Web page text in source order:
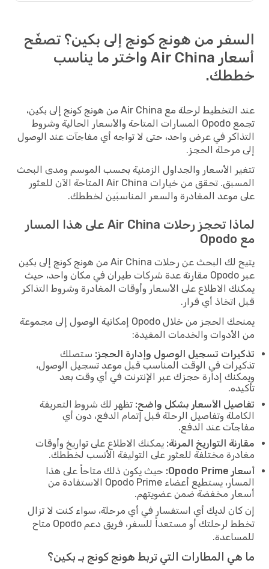
السفر من هونج كونج إلى بكين؟ تصفّح
أسعار Air China واختر ما يناسب
خططك.
عند التخطيط لرحلة مع Air China من هونج كونج إلى بكين،
تجمع Opodo المسارات المتاحة والأسعار الحالية وشروط
التذاكر في عرض واحد، حتى لا تواجه أي مفاجآت عند الوصول
إلى مرحلة الحجز.
تتغير الأسعار والجداول الزمنية بحسب الموسم ومدى البحث
المسبق. تحقق من خيارات Air China المتاحة الآن للعثور
على موعد المغادرة والسعر المناسبَين لخططك.
لماذا تحجز رحلات Air China على هذا المسار
مع Opodo
يتيح لك البحث عن رحلات Air China من هونج كونج إلى بكين
عبر Opodo مقارنة عدة شركات طيران في مكان واحد، حيث
يمكنك الاطلاع على الأسعار وأوقات المغادرة وشروط التذاكر
قبل اتخاذ أي قرار.
يمنحك الحجز من خلال Opodo إمكانية الوصول إلى مجموعة
من الأدوات والخدمات المفيدة:
تذكيرات تسجيل الوصول وإدارة الحجز: ستصلك
تذكيرات في الوقت المناسب قبل موعد تسجيل الوصول،
ويمكنك إدارة حجزك عبر الإنترنت في أي وقت بعد
تأكيده.
تفاصيل الأسعار بشكل واضح: تظهر لك شروط التعريفة
الكاملة وتفاصيل الرحلة قبل إتمام الدفع، دون أي
مفاجآت عند الدفع.
مقارنة التواريخ المرنة: يمكنك الاطلاع على تواريخ وأوقات
مغادرة مختلفة للعثور على التوليفة الأنسب لخططك.
أسعار Opodo Prime:
حيث يكون ذلك متاحاً على هذا
المسار، يستطيع أعضاء Opodo Prime الاستفادة من
أسعار مخفضة ضمن عضويتهم.
إن كان لديك أي استفسار في أي مرحلة، سواء كنت لا تزال
تخطط لرحلتك أو مستعداً للسفر، فريق دعم Opodo متاح
للمساعدة.
ما هي المطارات التي تربط هونج كونج بـ بكين؟